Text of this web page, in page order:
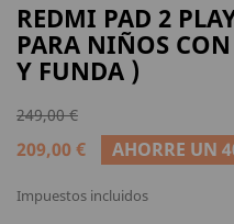
REDMI PAD 2
PARA NIÑOS
Y FUNDA )
249,00 €
209,00 € AHORRE UN
Impuestos incluidos